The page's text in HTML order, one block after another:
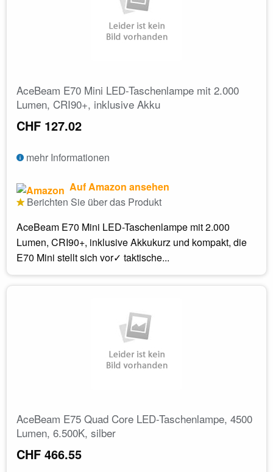
AceBeam E70 Mini LED-Taschenlampe mit 2.000
Lumen, CRI90+, inklusive Akku
CHF 127.02
mehr Informationen
Auf Amazon ansehen
Berichten Sie über das Produkt
AceBeam E70 Mini LED-Taschenlampe mit 2.000
Lumen, CRI90+, inklusive Akkukurz und kompakt, die
E70 Mini stellt sich vor✓ taktische...
AceBeam E75 Quad Core LED-Taschenlampe, 4500
Lumen, 6.500K, silber
CHF 466.55